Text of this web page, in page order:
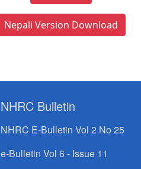
Nepali Version Download
NHRC Bulletin
NHRC E-Bulletin Vol 2 No 25
e-Bulletin Vol 6 - Issue 11